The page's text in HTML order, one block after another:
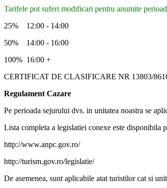
Tarifele pot suferi modificari pentru anumite
25% 12:00 - 14:00
50% 14:00 - 16:00
100% 16:00 +
CERTIFICAT DE CLASIFICARE NR 13803/
Regulament Cazare
Pe perioada sejurului dvs. in unitatea noastra se
Lista completa a legislatiei conexe este disponibila
http://www.anpc.gov.ro/
http://turism.gov.ro/legislatie/
De asemenea, sunt aplicabile atat turistilor cat si